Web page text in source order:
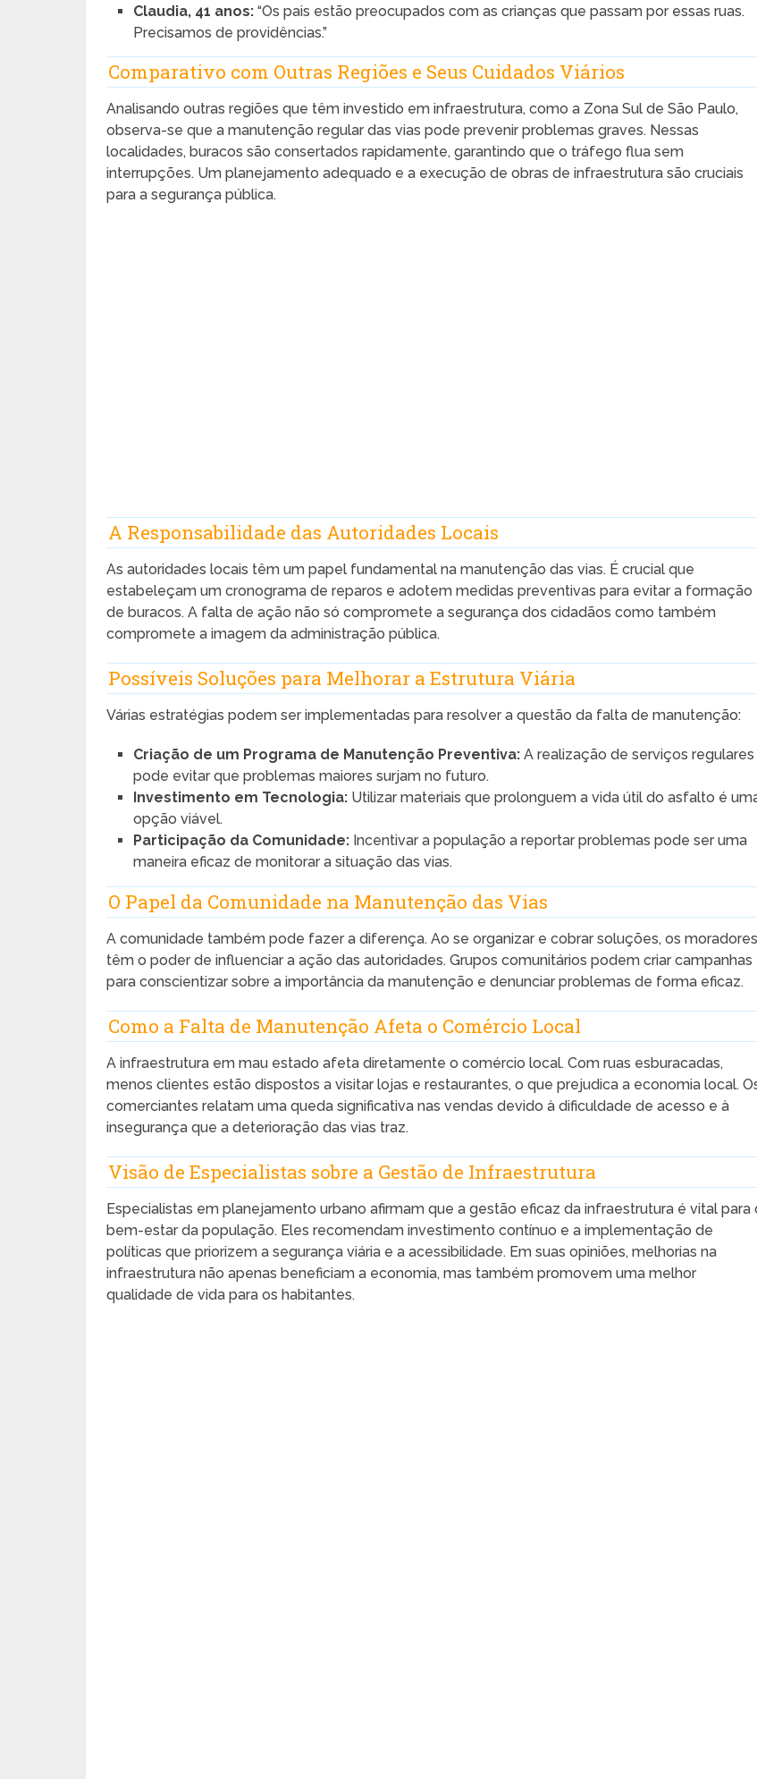
Claudia, 41 anos: “Os pais estão preocupados com as crianças que passam por essas ruas.
Precisamos de providências.”
Comparativo com Outras Regiões e Seus Cuidados Viários
Analisando outras regiões que têm investido em infraestrutura, como a Zona Sul de São Paulo,
observa-se que a manutenção regular das vias pode prevenir problemas graves. Nessas
localidades, buracos são consertados rapidamente, garantindo que o tráfego flua sem
interrupções. Um planejamento adequado e a execução de obras de infraestrutura são cruciais
para a segurança pública.
A Responsabilidade das Autoridades Locais
As autoridades locais têm um papel fundamental na manutenção das vias. É crucial que
estabeleçam um cronograma de reparos e adotem medidas preventivas para evitar a formação
de buracos. A falta de ação não só compromete a segurança dos cidadãos como também
compromete a imagem da administração pública.
Possíveis Soluções para Melhorar a Estrutura Viária
Várias estratégias podem ser implementadas para resolver a questão da falta de manutenção:
Criação de um Programa de Manutenção Preventiva: A realização de serviços regulares
pode evitar que problemas maiores surjam no futuro.
Investimento em Tecnologia: Utilizar materiais que prolonguem a vida útil do asfalto é
opção viável.
Participação da Comunidade: Incentivar a população a reportar problemas pode ser uma
maneira eficaz de monitorar a situação das vias.
O Papel da Comunidade na Manutenção das Vias
A comunidade também pode fazer a diferença. Ao se organizar e cobrar soluções, os moradores
têm o poder de influenciar a ação das autoridades. Grupos comunitários podem criar campanhas
para conscientizar sobre a importância da manutenção e denunciar problemas de forma eficaz.
Como a Falta de Manutenção Afeta o Comércio Local
A infraestrutura em mau estado afeta diretamente o comércio local. Com ruas esburacadas,
menos clientes estão dispostos a visitar lojas e restaurantes, o que prejudica a economia local.
comerciantes relatam uma queda significativa nas vendas devido à dificuldade de acesso e à
insegurança que a deterioração das vias traz.
Visão de Especialistas sobre a Gestão de Infraestrutura
Especialistas em planejamento urbano afirmam que a gestão eficaz da infraestrutura é vital para
bem-estar da população. Eles recomendam investimento contínuo e a implementação de
políticas que priorizem a segurança viária e a acessibilidade. Em suas opiniões, melhorias na
infraestrutura não apenas beneficiam a economia, mas também promovem uma melhor
qualidade de vida para os habitantes.